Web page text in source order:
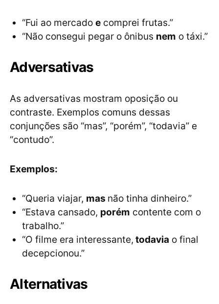
“Fui ao mercado e comprei frutas.”
“Não consegui pegar o ônibus nem o táxi.”
Adversativas
As adversativas mostram oposição ou
contraste. Exemplos comuns dessas
conjunções são “mas”, “porém”, “todavia” e
“contudo”.
Exemplos:
“Queria viajar, mas não tinha dinheiro.”
“Estava cansado, porém contente com o
trabalho.”
“O filme era interessante, todavia o final
decepcionou.”
Alternativas